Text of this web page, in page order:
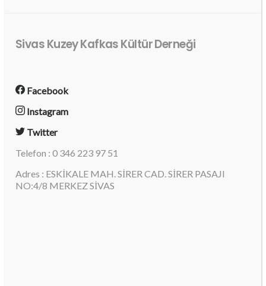
Sivas Kuzey Kafkas Kültür Derneği
Facebook
Instagram
Twitter
Telefon : 0 346 223 97 51
Adres : ESKİKALE MAH. SİRER CAD. SİRER PASAJI
NO:4/8 MERKEZ SİVAS